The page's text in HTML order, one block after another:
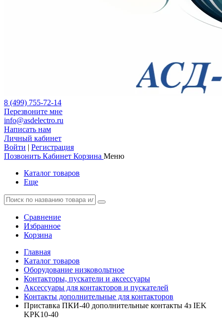
8 (499) 755-72-14
Перезвоните мне
info@asdelectro.ru
Написать нам
Личный кабинет
Войти | Регистрация
Позвонить Кабинет Корзина Меню
Каталог товаров
Еще
Сравнение
Избранное
Корзина
Главная
Каталог товаров
Оборудование низковольтное
Контакторы, пускатели и аксессуары
Аксессуары для контакторов и пускателей
Контакты дополнительные для контакторов
Приставка ПКИ-40 дополнительные контакты 4з IEK
KPK10-40